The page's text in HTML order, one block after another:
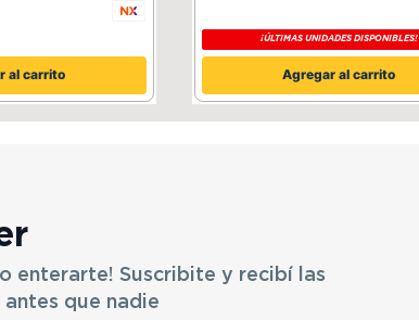
al carrito
¡ÚLTIMAS UNIDADES DISPONIBLES!
Agregar al carrito
enterarte! Suscribite y recibí las
que nadie